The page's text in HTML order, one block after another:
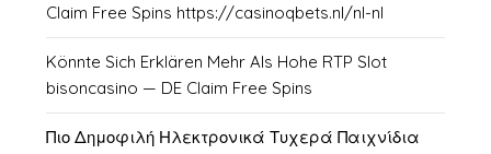
Claim Free Spins https://casinoqbets.nl/nl-nl
Könnte Sich Erklären Mehr Als Hohe RTP Slot
bisoncasino — DE Claim Free Spins
Πιο Δημοφιλή Ηλεκτρονικά Τυχερά Παιχνίδια